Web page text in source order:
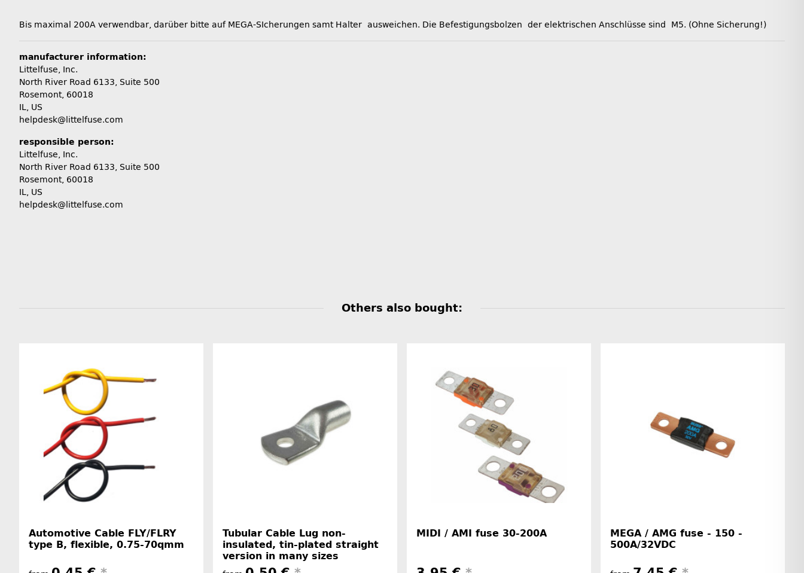
Bis maximal 200A verwendbar, darüber bitte auf MEGA-SIcherungen samt Halter ausweichen. Die Befestigungsbolzen der elektrischen Anschlüsse sind M5. (Ohne Sicherung!)
manufacturer information:
Littelfuse, Inc.
North River Road 6133, Suite 500
Rosemont, 60018
IL, US
helpdesk@littelfuse.com
responsible person:
Littelfuse, Inc.
North River Road 6133, Suite 500
Rosemont, 60018
IL, US
helpdesk@littelfuse.com
Others also bought:
Automotive Cable FLY/FLRY
type B, flexible, 0.75-70qmm
Tubular Cable Lug non-
insulated, tin-plated straight
version in many sizes
MIDI / AMI fuse 30-200A
MEGA / AMG fuse - 150 -
500A/32VDC